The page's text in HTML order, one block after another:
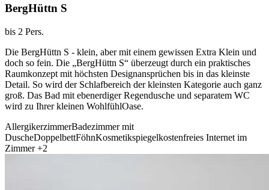
BergHüttn S
bis 2 Pers.
Die BergHüttn S - klein, aber mit einem gewissen Extra Klein und
doch so fein. Die „BergHüttn S“ überzeugt durch ein praktisches
Raumkonzept mit höchsten Designansprüchen bis in das kleinste
Detail. So wird der Schlafbereich der kleinsten Kategorie auch ganz
groß. Das Bad mit ebenerdiger Regendusche und separatem WC
wird zu Ihrer kleinen WohlfühlOase.
AllergikerzimmerBadezimmer mit
DuscheDoppelbettFöhnKosmetikspiegelkostenfreies Internet im
Zimmer +2